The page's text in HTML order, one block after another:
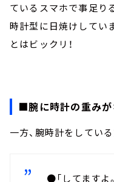
ているスマホで事足り
時計型に日焼けしてい
とはビックリ！
■腕に時計の重みが
一方、腕時計をしてい
●「してますよ